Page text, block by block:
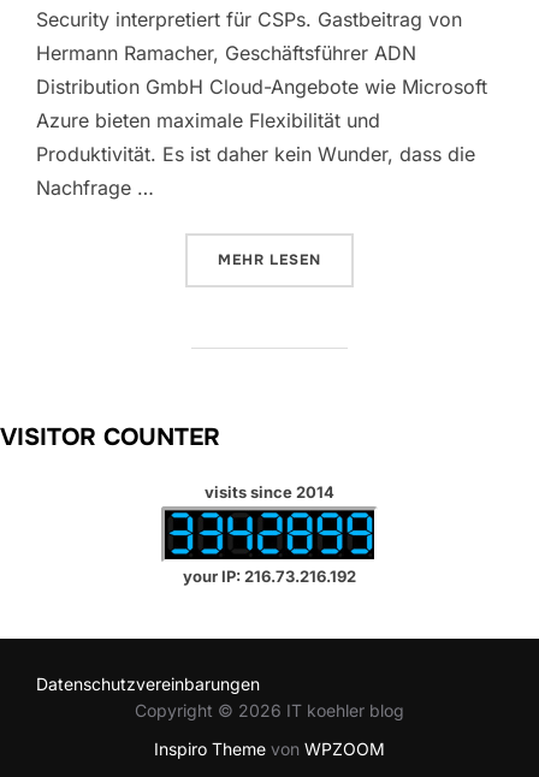
Security interpretiert für CSPs. Gastbeitrag von
Hermann Ramacher, Geschäftsführer ADN
Distribution GmbH Cloud-Angebote wie Microsoft
Azure bieten maximale Flexibilität und
Produktivität. Es ist daher kein Wunder, dass die
Nachfrage …
MEHR ÜBER „CLOUD & SECURITY
LESEN
VISITOR COUNTER
visits since 2014
your IP: 216.73.216.192
Datenschutzvereinbarungen
Copyright © 2026 IT koehler blog
Inspiro Theme von WPZOOM